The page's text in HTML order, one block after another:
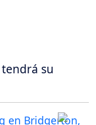
tendrá su